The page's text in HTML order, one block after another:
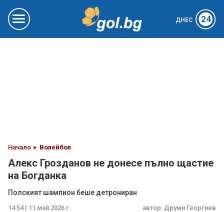
ДНЕС 24
Начало Волейбол
Алекс Грозданов не донесе пълно щастие
на Богданка
Полският шампион беше детрониран
14:54 | 11 май 2026 г. автор: Друми Георгиев